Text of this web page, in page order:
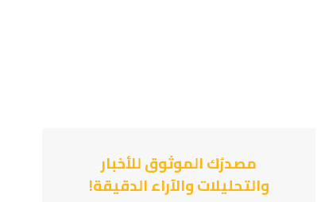
مصدرُك الموثوق للأخبار
والتحليلات والآراء الدقيقة!